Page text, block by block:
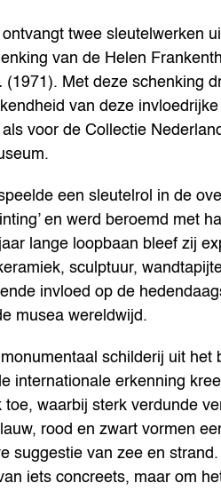
twee sleutelwerken
van de Helen
(1971). Met deze schenking
van deze
voor de Collectie
een sleutelrol in de
en werd beroemd met
lange loopbaan bleef zij
sculptuur,
invloed op de
musea wereldwijd.
schilderij uit
internationale erkenning
toe, waarbij sterk verdunde
rood en zwart vormen
suggestie van zee en
iets concreets, maar om